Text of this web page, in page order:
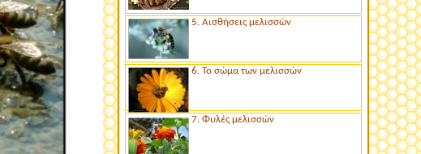
5. Αισθήσεις μελισσών
6. Το σώμα των μελισσών
7. Φυλές μελισσών